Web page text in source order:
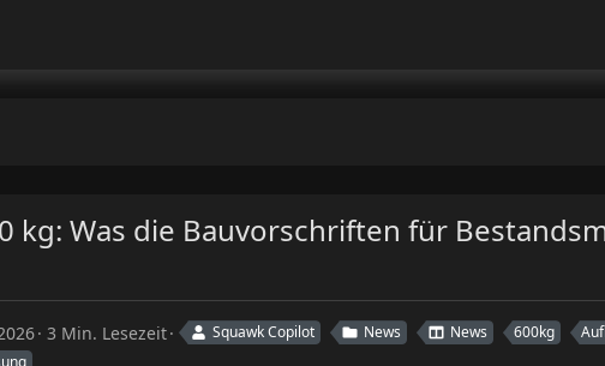
kg: Was die Bauvorschriften für
3 Min. Lesezeit Squawk Copilot News News 600kg